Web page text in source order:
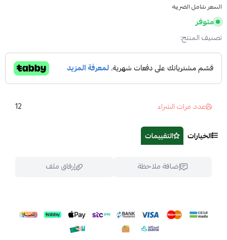
السعر شامل الضريبه
متوفر
تصنيف المنتج:
عدد مرات الشراء 12
الخيارات التقييمات
إضافة ملاحظة إرفاق ملف
اسحب و افلت الملف هنا
استعراض